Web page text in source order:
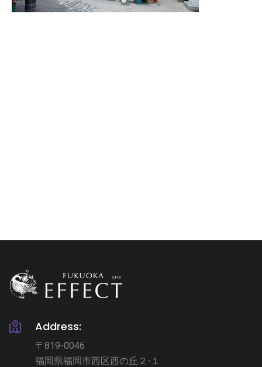
Address:
〒819-0046
福岡県福岡市西区西の丘２-１